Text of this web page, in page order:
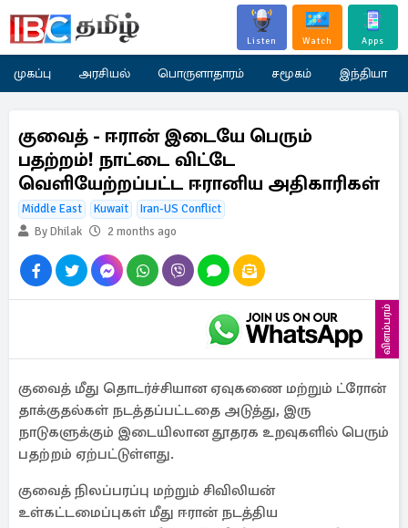
Listen Watch Apps
முகப்பு அரசியல் பொருளாதாரம் சமூகம் இந்தியா
குவைத் - ஈரான் இடையே பெரும்
பதற்றம்! நாட்டை விட்டே
வெளியேற்றப்பட்ட ஈரானிய அதிகாரிகள்
Middle East Kuwait
Iran-US Conflict
By Dhilak
2 months ago
விளம்பரம்
குவைத் மீது தொடர்ச்சியான ஏவுகணை மற்றும் ட்ரோன்
தாக்குதல்கள் நடத்தப்பட்டதை அடுத்து, இரு
நாடுகளுக்கும் இடையிலான தூதரக உறவுகளில் பெரும்
பதற்றம் ஏற்பட்டுள்ளது.
குவைத் நிலப்பரப்பு மற்றும் சிவிலியன்
உள்கட்டமைப்புகள் மீது ஈரான் நடத்திய